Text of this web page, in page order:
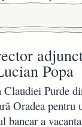
Popa
Claudiei Purde
Oradea pentru
bancar a